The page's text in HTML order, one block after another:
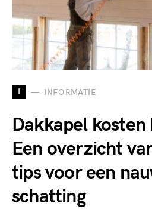
I INFORMATIE
Dakkapel kosten
Een overzicht
tips voor een
schatting